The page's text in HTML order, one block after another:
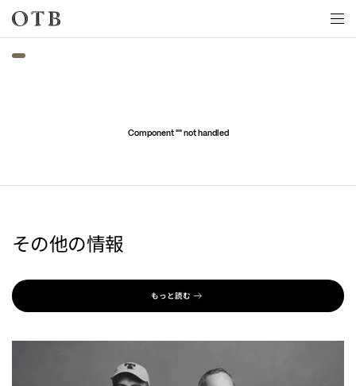
Skip to main content
Component "" not handled
その他の情報
もっと読む